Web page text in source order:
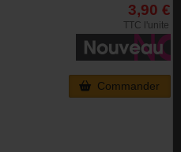
3,90 €
TTC l'unite
Commander